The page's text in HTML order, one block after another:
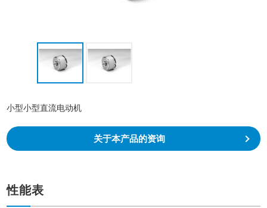
小型小型直流电动机
关于本产品的资询
性能表